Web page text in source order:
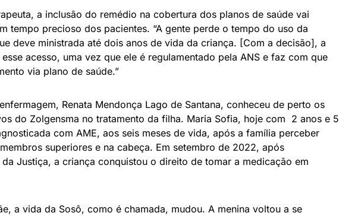
a inclusão do remédio na cobertura dos planos de saúde vai
tempo precioso dos pacientes. “A gente perde o tempo do uso da
deve ministrada até dois anos de vida da criança. [Com a decisão], a
acesso, uma vez que ele é regulamentado pela ANS e faz com que
via plano de saúde.”
Renata Mendonça Lago de Santana, conheceu de perto os
do Zolgensma no tratamento da filha. Maria Sofia, hoje com 2 anos e 5
com AME, aos seis meses de vida, após a família perceber
superiores e na cabeça. Em setembro de 2022, após
Justiça, a criança conquistou o direito de tomar a medicação em
a vida da Sosô, como é chamada, mudou. A menina voltou a se